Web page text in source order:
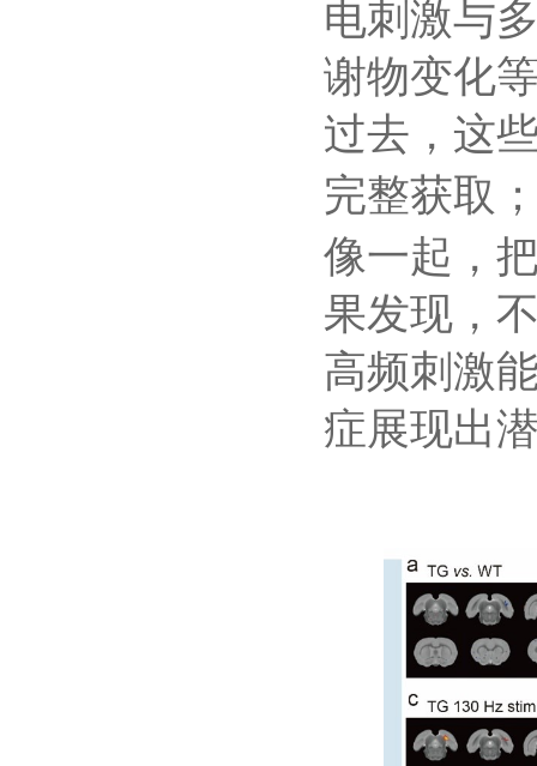
电刺激与
谢物变化
过去，这
完整获取
像一起，
果发现，
高频刺激
症展现出